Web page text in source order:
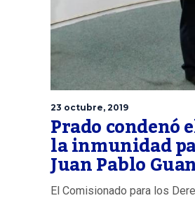
23 octubre, 2019
Prado condenó
la inmunidad
Juan Pablo
El Comisionado para los